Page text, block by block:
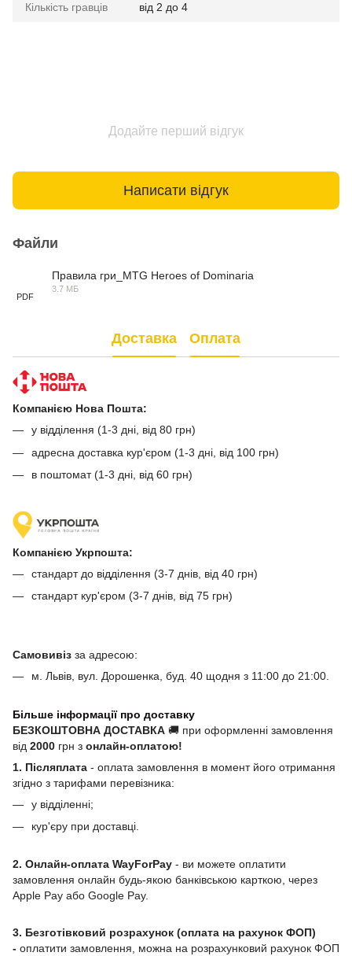
Кількість гравців від 2 до 4
Додайте перший відгук
Написати відгук
Файли
PDF
Правила гри_MTG Heroes of Dominaria
3.7 МБ
Доставка Оплата
Компанією Нова Пошта:
у відділення (1-3 дні, від 80 грн)
адресна доставка кур'єром (1-3 дні, від 100 грн)
в поштомат (1-3 дні, від 60 грн)
Компанією Укрпошта:
стандарт до відділення (3-7 днів, від 40 грн)
стандарт кур'єром (3-7 днів, від 75 грн)
Самовивіз за адресою:
м. Львів, вул. Дорошенка, буд. 40 щодня з 11:00 до 21:00.
Більше інформації про доставку
БЕЗКОШТОВНА ДОСТАВКА 🚚 при оформленні замовлення
від 2000 грн з онлайн-оплатою!
1. Післяплата - оплата замовлення в момент його отримання
згідно з тарифами перевізника:
у відділенні;
кур'єру при доставці.
2. Онлайн-оплата WayForPay - ви можете оплатити
замовлення онлайн будь-якою банківською карткою, через
Apple Pay або Google Pay.
3. Безготівковий розрахунок (оплата на рахунок ФОП)
- оплатити замовлення, можна на розрахунковий рахунок ФОП